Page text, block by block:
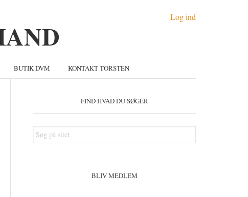
Log ind
BUTIK DVM KONTAKT TORSTEN
FIND HVAD DU SØGER
Søg
på
BLIV MEDLEM